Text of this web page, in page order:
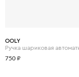
OOLY
750 ₽